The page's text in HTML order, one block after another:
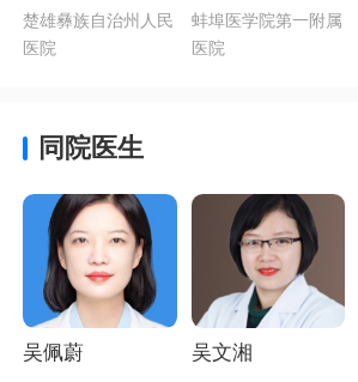
人民医院首页介
绍_生殖男科最好
楚雄彝族自治州人民
医院
生殖医学中心简
介
蚌埠医学院第一附属
医院
同院医生
吴佩蔚 吴文湘